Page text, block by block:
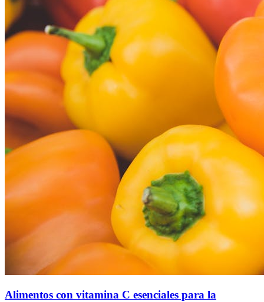
Alimentos con vitamina C esenciales para la